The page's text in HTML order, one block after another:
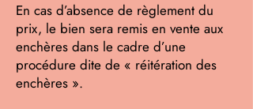
En cas d’absence de règlement du
prix, le bien sera remis en vente aux
enchères dans le cadre d’une
procédure dite de « réitération des
enchères ».